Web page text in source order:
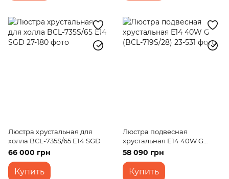
Люстра хрустальная для
холла BCL-735S/65 E14 SGD
66 000 грн
Купить
Люстра подвесная
хрустальная E14 40W G
(BCL-719S/28)
58 090 грн
Купить